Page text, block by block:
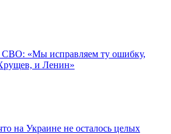
СВО: «Мы исправляем ту ошибку,
и Ленин»
на Украине не осталось целых